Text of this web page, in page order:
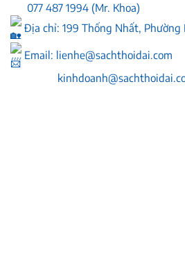
077 487 1994 (Mr. Khoa)
Địa chỉ: 199 Thống Nhất, Phường
Email: lienhe@sachthoidai.com